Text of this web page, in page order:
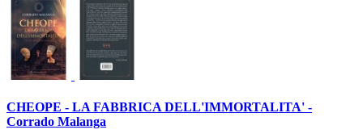
CHEOPE - LA FABBRICA DELL'IMMORTALITA' -
Corrado Malanga